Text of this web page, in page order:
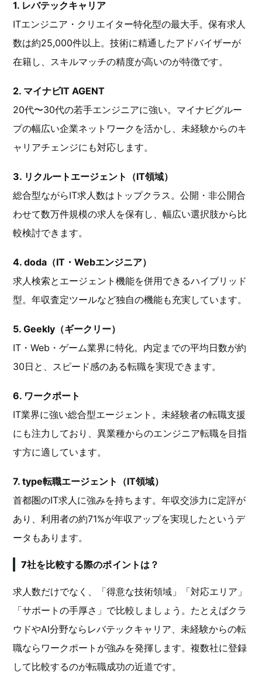
1. レバテックキャリア
ITエンジニア・クリエイター特化型の最大手。保有求人
数は約25,000件以上。技術に精通したアドバイザーが
在籍し、スキルマッチの精度が高いのが特徴です。
2. マイナビIT AGENT
20代〜30代の若手エンジニアに強い。マイナビグルー
プの幅広い企業ネットワークを活かし、未経験からのキ
ャリアチェンジにも対応します。
3. リクルートエージェント（IT領域）
総合型ながらIT求人数はトップクラス。公開・非公開合
わせて数万件規模の求人を保有し、幅広い選択肢から比
較検討できます。
4. doda（IT・Webエンジニア）
求人検索とエージェント機能を併用できるハイブリッド
型。年収査定ツールなど独自の機能も充実しています。
5. Geekly（ギークリー）
IT・Web・ゲーム業界に特化。内定までの平均日数が約
30日と、スピード感のある転職を実現できます。
6. ワークポート
IT業界に強い総合型エージェント。未経験者の転職支援
にも注力しており、異業種からのエンジニア転職を目指
す方に適しています。
7. type転職エージェント（IT領域）
首都圏のIT求人に強みを持ちます。年収交渉力に定評が
あり、利用者の約71%が年収アップを実現したというデ
ータもあります。
7社を比較する際のポイントは？
求人数だけでなく、「得意な技術領域」「対応エリア」
「サポートの手厚さ」で比較しましょう。たとえばクラ
ウドやAI分野ならレバテックキャリア、未経験からの転
職ならワークポートが強みを発揮します。複数社に登録
して比較するのが転職成功の近道です。